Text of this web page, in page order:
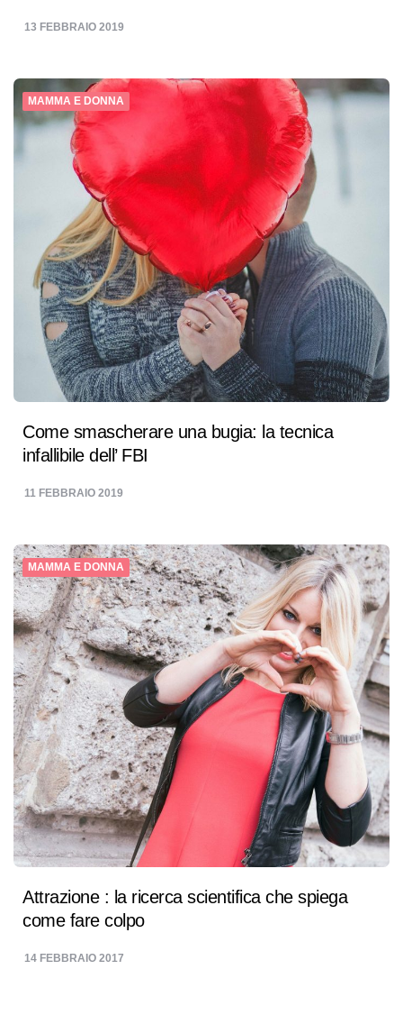
13 FEBBRAIO 2019
MAMMA E DONNA
Come smascherare una bugia: la tecnica
infallibile dell’ FBI
11 FEBBRAIO 2019
MAMMA E DONNA
Attrazione : la ricerca scientifica che spiega
come fare colpo
14 FEBBRAIO 2017